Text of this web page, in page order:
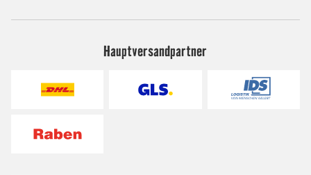
Hauptversandpartner